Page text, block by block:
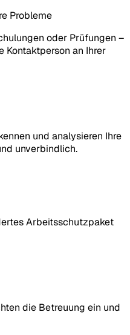
Probleme
oder Prüfungen –
Kontaktperson an Ihrer
und analysieren Ihre
unverbindlich.
Arbeitsschutzpaket
die Betreuung ein und